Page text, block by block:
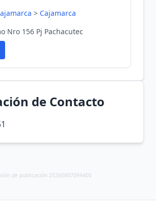
> Cajamarca
Nro 156 Pj Pachacutec
de Contacto
de publicación 20260807094400